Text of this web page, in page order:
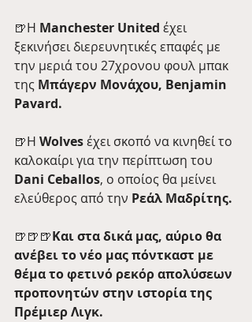
🍺Η Manchester United έχει
ξεκινήσει διερευνητικές επαφές με
την μεριά του 27χρονου φουλ μπακ
της Μπάγερν Μονάχου, Benjamin
Pavard.
🍺Η Wolves έχει σκοπό να κινηθεί το
καλοκαίρι για την περίπτωση του
Dani Ceballos, ο οποίος θα μείνει
ελεύθερος από την Ρεάλ Μαδρίτης.
🍺🍺🍺Και στα δικά μας, αύριο θα
ανέβει το νέο μας πόντκαστ με
θέμα το φετινό ρεκόρ απολύσεων
προπονητών στην ιστορία της
Πρέμιερ Λιγκ.